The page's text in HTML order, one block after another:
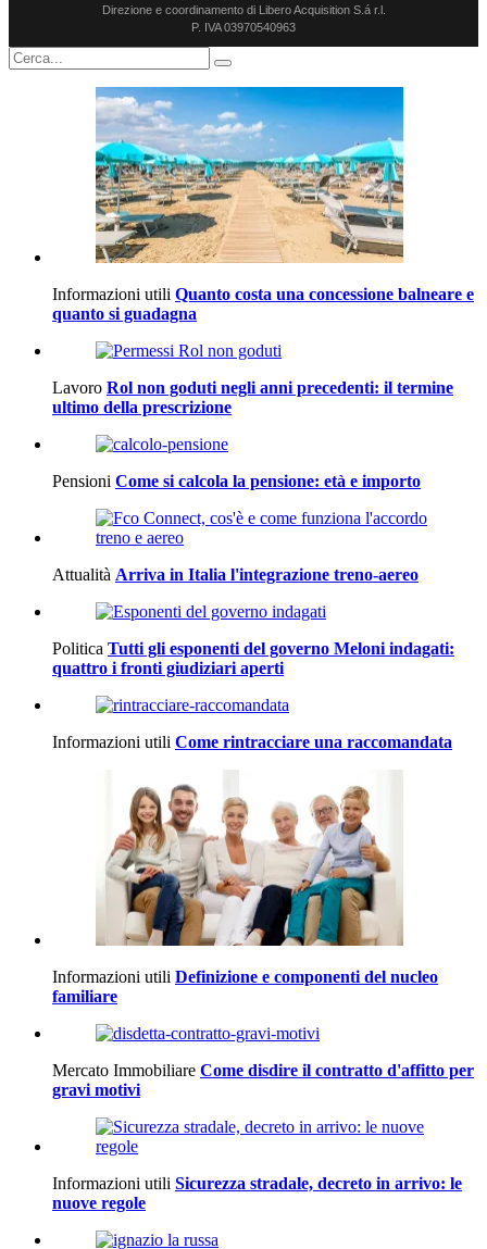
Direzione e coordinamento di Libero Acquisition S.á r.l.
P. IVA 03970540963
Informazioni utili Quanto costa una concessione balneare e
quanto si guadagna
Lavoro Rol non goduti negli anni precedenti: il termine
ultimo della prescrizione
Pensioni Come si calcola la pensione: età e importo
Attualità Arriva in Italia l'integrazione treno-aereo
Politica Tutti gli esponenti del governo Meloni indagati:
quattro i fronti giudiziari aperti
Informazioni utili Come rintracciare una raccomandata
Informazioni utili Definizione e componenti del nucleo
familiare
Mercato Immobiliare Come disdire il contratto d'affitto per
gravi motivi
Informazioni utili Sicurezza stradale, decreto in arrivo: le
nuove regole